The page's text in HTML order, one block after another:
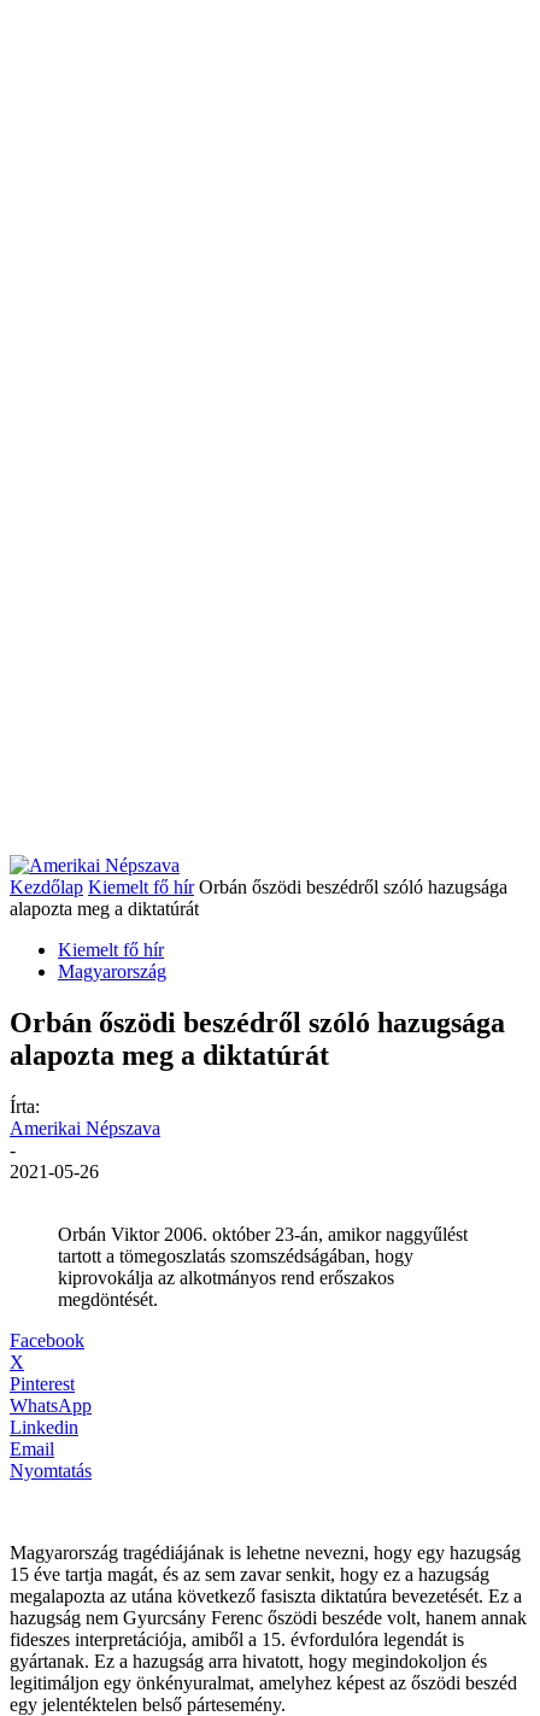
Kezdőlap Kiemelt fő hír Orbán őszödi beszédről szóló hazugsága
alapozta meg a diktatúrát
Kiemelt fő hír
Magyarország
Orbán őszödi beszédről szóló hazugsága
alapozta meg a diktatúrát
Írta:
Amerikai Népszava
-
2021-05-26
Orbán Viktor 2006. október 23-án, amikor naggyűlést
tartott a tömegoszlatás szomszédságában, hogy
kiprovokálja az alkotmányos rend erőszakos
megdöntését.
Facebook
X
Pinterest
WhatsApp
Linkedin
Email
Nyomtatás
Magyarország tragédiájának is lehetne nevezni, hogy egy hazugság
15 éve tartja magát, és az sem zavar senkit, hogy ez a hazugság
megalapozta az utána következő fasiszta diktatúra bevezetését. Ez a
hazugság nem Gyurcsány Ferenc őszödi beszéde volt, hanem annak
fideszes interpretációja, amiből a 15. évfordulóra legendát is
gyártanak. Ez a hazugság arra hivatott, hogy megindokoljon és
legitimáljon egy önkényuralmat, amelyhez képest az őszödi beszéd
egy jelentéktelen belső pártesemény.